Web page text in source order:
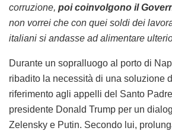
corruzione, poi coinvolgono il
non vorrei che con quei soldi dei
italiani si andasse ad alimentare
Durante un sopralluogo al porto di
ribadito la necessità di una soluzione
riferimento agli appelli del Santo
presidente Donald Trump per un
Zelensky e Putin. Secondo lui,